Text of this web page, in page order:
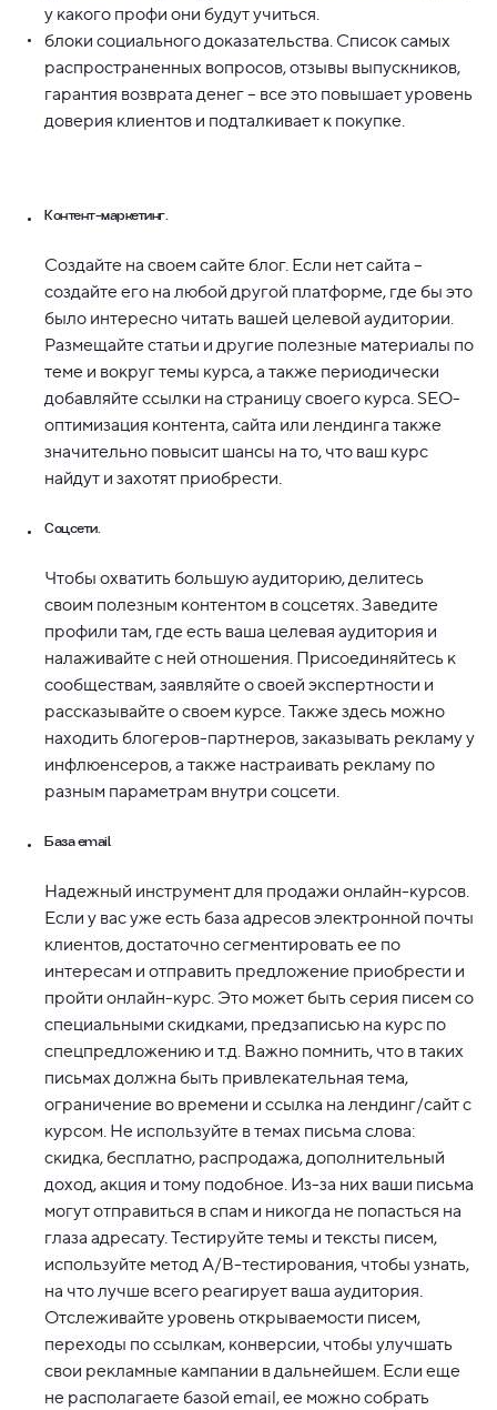
у какого профи они будут учиться.
блоки социального доказательства. Список самых
распространенных вопросов, отзывы выпускников,
гарантия возврата денег – все это повышает уровень
доверия клиентов и подталкивает к покупке.
Контент-маркетинг.
Создайте на своем сайте блог. Если нет сайта –
создайте его на любой другой платформе, где бы это
было интересно читать вашей целевой аудитории.
Размещайте статьи и другие полезные материалы по
теме и вокруг темы курса, а также периодически
добавляйте ссылки на страницу своего курса. SEO-
оптимизация контента, сайта или лендинга также
значительно повысит шансы на то, что ваш курс
найдут и захотят приобрести.
Соцсети.
Чтобы охватить большую аудиторию, делитесь
своим полезным контентом в соцсетях. Заведите
профили там, где есть ваша целевая аудитория и
налаживайте с ней отношения. Присоединяйтесь к
сообществам, заявляйте о своей экспертности и
рассказывайте о своем курсе. Также здесь можно
находить блогеров-партнеров, заказывать рекламу у
инфлюенсеров, а также настраивать рекламу по
разным параметрам внутри соцсети.
База email.
Надежный инструмент для продажи онлайн-курсов.
Если у вас уже есть база адресов электронной почты
клиентов, достаточно сегментировать ее по
интересам и отправить предложение приобрести и
пройти онлайн-курс. Это может быть серия писем со
специальными скидками, предзаписью на курс по
спецпредложению и т.д. Важно помнить, что в таких
письмах должна быть привлекательная тема,
ограничение во времени и ссылка на лендинг/сайт с
курсом. Не используйте в темах письма слова:
скидка, бесплатно, распродажа, дополнительный
доход, акция и тому подобное. Из-за них ваши письма
могут отправиться в спам и никогда не попасться на
глаза адресату. Тестируйте темы и тексты писем,
используйте метод А/В-тестирования, чтобы узнать,
на что лучше всего реагирует ваша аудитория.
Отслеживайте уровень открываемости писем,
переходы по ссылкам, конверсии, чтобы улучшать
свои рекламные кампании в дальнейшем. Если еще
не располагаете базой email, ее можно собрать